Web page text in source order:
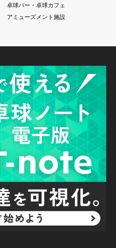
卓球バー・卓球カフェ
アミューズメント施設